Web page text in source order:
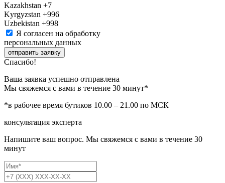
Kazakhstan +7
Kyrgyzstan +996
Uzbekistan +998
Я согласен на обработку
персональных данных
отправить заявку
Спасибо!
Ваша заявка успешно отправлена
Мы свяжемся с вами в течение 30 минут*
*в рабочее время бутиков 10.00 – 21.00 по МСК
консультация эксперта
Напишите ваш вопрос. Мы свяжемся с вами в течение 30
минут